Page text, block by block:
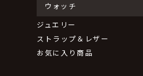
ウォッチ
ジュエリー
ストラップ＆レザー
お気に入り商品